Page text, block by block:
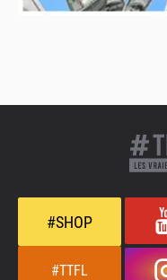
#SHOP
#TTFL